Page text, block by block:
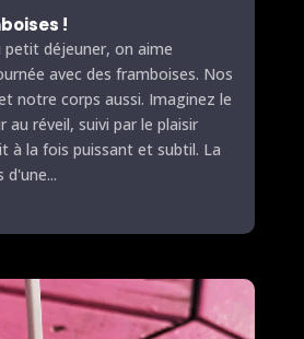
!
petit déjeuner, on aime
avec des framboises. Nos
notre corps aussi. Imaginez le
au réveil, suivi par le plaisir
à la fois puissant et subtil. La